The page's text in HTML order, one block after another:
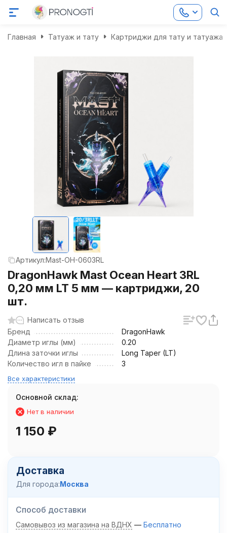
Главная Татуаж и тату Картриджи для тату и татуажа
Артикул:Mast-OH-0603RL
DragonHawk Mast Ocean Heart 3RL
0,20 мм LT 5 мм — картриджи, 20
шт.
Написать отзыв
Бренд
DragonHawk
Диаметр иглы (мм)
0.20
Длина заточки иглы
Long Taper (LT)
Количество игл в пайке
3
Все характеристики
Основной склад:
Нет в наличии
1 150 ₽
Доставка
Для города:Москва
Способ доставки
Самовывоз из магазина на ВДНХ Бесплатно